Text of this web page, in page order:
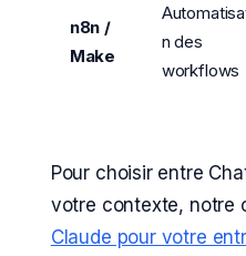
n8n /
Make
n des
workflows
Pour choisir entre
votre contexte, notre
Claude pour votre